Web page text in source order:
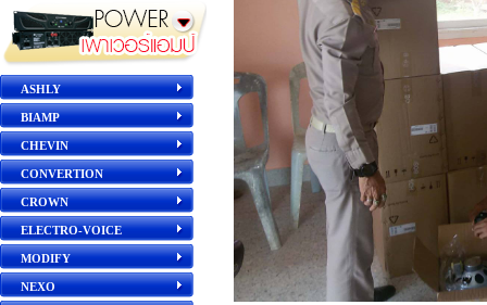
ASHLY
BIAMP
CHEVIN
CONVERTION
CROWN
ELECTRO-VOICE
MODIFY
NEXO